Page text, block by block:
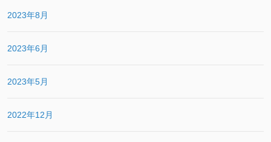
2023年8月
2023年6月
2023年5月
2022年12月